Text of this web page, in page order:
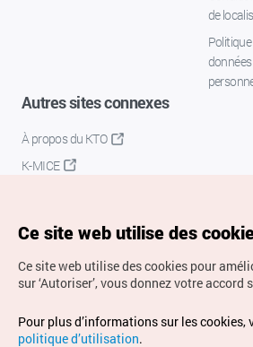
de
Autres sites connexes
À propos du KTO
K-MICE
Droits d’auteur (c) Office National du
Tous droits réservés.
Ce site web utilise des
Ce site web utilise des cookies pour
sur ‘Autoriser’, vous donnez votre
Pour plus d’informations sur les
politique d’utilisation.